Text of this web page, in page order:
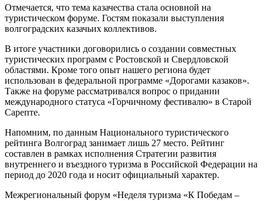
Отмечается, что тема казачества стала основной на
туристическом форуме. Гостям показали выступления
волгоградских казачьих коллективов.
В итоге участники договорились о создании совместных
туристических программ с Ростовской и Свердловской
областями. Кроме того опыт нашего региона будет
использован в федеральной программе «Дорогами казаков».
Также на форуме рассматривался вопрос о придании
международного статуса «Горчичному фестивалю» в Старой
Сарепте.
Напомним, по данным Национального туристического
рейтинга Волгоград занимает лишь 27 место. Рейтинг
составлен в рамках исполнения Стратегии развития
внутреннего и въездного туризма в Российской Федерации на
период до 2020 года и носит официальный характер.
Межрегиональный форум «Неделя туризма «К Победам –